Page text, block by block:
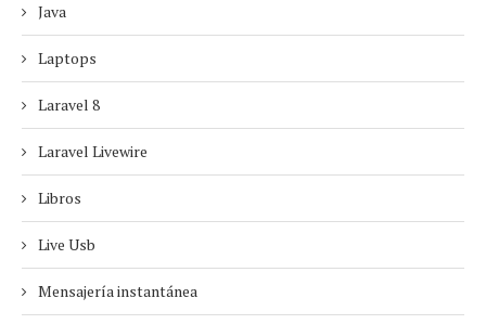
Java
Laptops
Laravel 8
Laravel Livewire
Libros
Live Usb
Mensajería instantánea